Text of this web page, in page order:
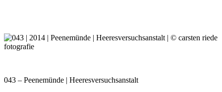
043 – Peenemünde | Heeresversuchsanstalt